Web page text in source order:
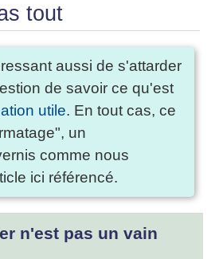
tout
aussi de s'attarder
de savoir ce qu'est
utile. En tout cas, ce
un
comme nous
ici référencé.
n'est pas un vain